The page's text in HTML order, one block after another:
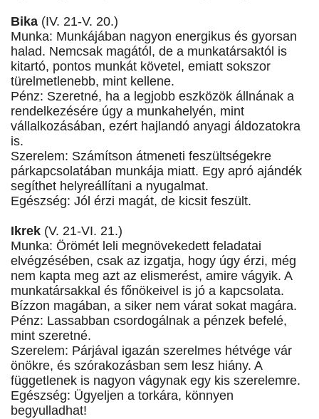
Bika (IV. 21-V. 20.)
Munka: Munkájában nagyon energikus és gyorsan
halad. Nemcsak magától, de a munkatársaktól is
kitartó, pontos munkát követel, emiatt sokszor
türelmetlenebb, mint kellene.
Pénz: Szeretné, ha a legjobb eszközök állnának a
rendelkezésére úgy a munkahelyén, mint
vállalkozásában, ezért hajlandó anyagi áldozatokra
is.
Szerelem: Számítson átmeneti feszültségekre
párkapcsolatában munkája miatt. Egy apró ajándék
segíthet helyreállítani a nyugalmat.
Egészség: Jól érzi magát, de kicsit feszült.
Ikrek (V. 21-VI. 21.)
Munka: Örömét leli megnövekedett feladatai
elvégzésében, csak az izgatja, hogy úgy érzi, még
nem kapta meg azt az elismerést, amire vágyik. A
munkatársakkal és főnökeivel is jó a kapcsolata.
Bízzon magában, a siker nem várat sokat magára.
Pénz: Lassabban csordogálnak a pénzek befelé,
mint szeretné.
Szerelem: Párjával igazán szerelmes hétvége vár
önökre, és szórakozásban sem lesz hiány. A
függetlenek is nagyon vágynak egy kis szerelemre.
Egészség: Ügyeljen a torkára, könnyen
begyulladhat!